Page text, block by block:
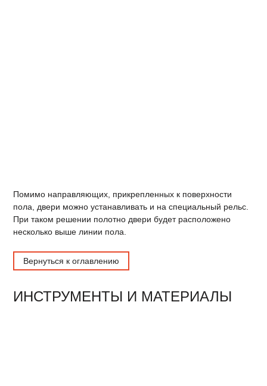
Помимо направляющих, прикрепленных к поверхности
пола, двери можно устанавливать и на специальный рельс.
При таком решении полотно двери будет расположено
несколько выше линии пола.
Вернуться к оглавлению
ИНСТРУМЕНТЫ И МАТЕРИАЛЫ